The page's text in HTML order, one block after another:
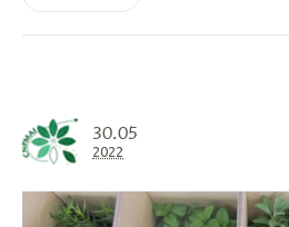
30.05
2022